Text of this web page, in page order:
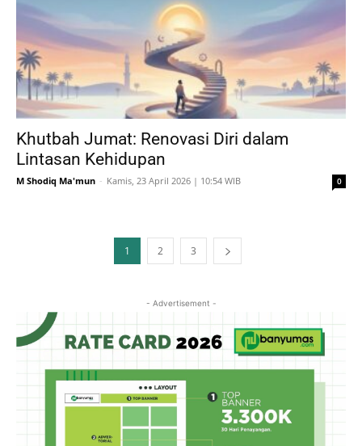
Khutbah Jumat: Renovasi Diri dalam
Lintasan Kehidupan
M Shodiq Ma'mun - Kamis, 23 April 2026 | 10:54 WIB 0
1 2 3
- Advertisement -